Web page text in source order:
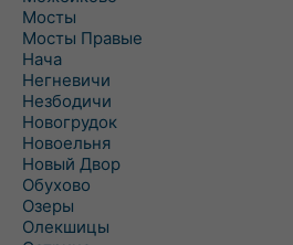
Мосты
Мосты Правые
Нача
Негневичи
Незбодичи
Новогрудок
Новоельня
Новый Двор
Обухово
Озеры
Олекшицы